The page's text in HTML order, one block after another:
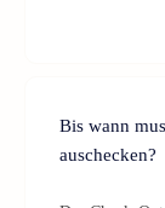
Bis wann
auschecken?